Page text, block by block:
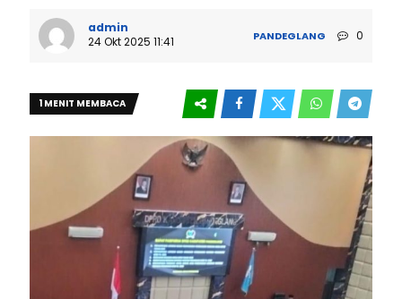
admin
24 Okt 2025 11:41
PANDEGLANG 0
1 MENIT MEMBACA